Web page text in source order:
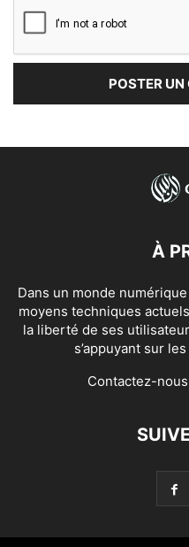
À
Dans un monde
moyens techniques
la liberté de ses
s’appuyant sur
Contactez-